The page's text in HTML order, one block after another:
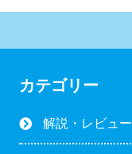
カテゴリー
解説・レビュー